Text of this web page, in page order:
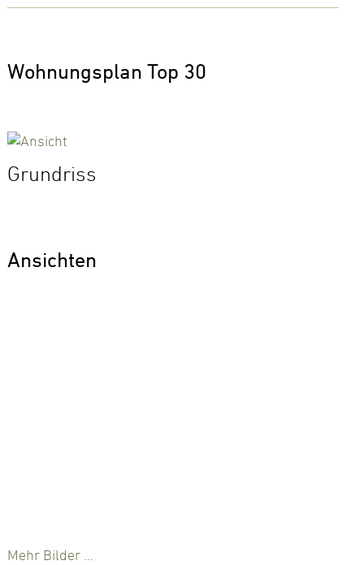
Wohnungsplan Top 30
Grundriss
Ansichten
Mehr Bilder …